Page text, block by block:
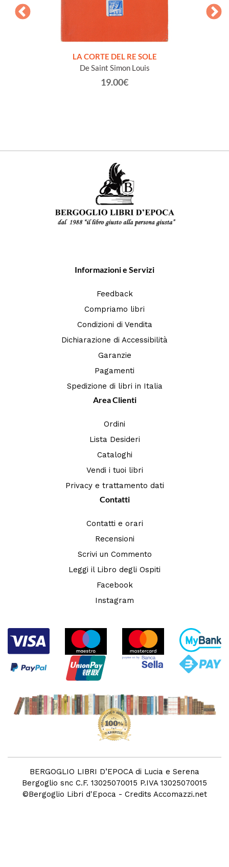
LA CORTE DEL RE SOLE
De Saint Simon Louis
19.00€
Informazioni e Servizi
Feedback
Compriamo libri
Condizioni di Vendita
Dichiarazione di Accessibilità
Garanzie
Pagamenti
Spedizione di libri in Italia
Area Clienti
Ordini
Lista Desideri
Cataloghi
Vendi i tuoi libri
Privacy e trattamento dati
Contatti
Contatti e orari
Recensioni
Scrivi un Commento
Leggi il Libro degli Ospiti
Facebook
Instagram
BERGOGLIO LIBRI D’EPOCA di Lucia e Serena
Bergoglio snc C.F. 13025070015 P.IVA 13025070015
©Bergoglio Libri d'Epoca - Credits Accomazzi.net